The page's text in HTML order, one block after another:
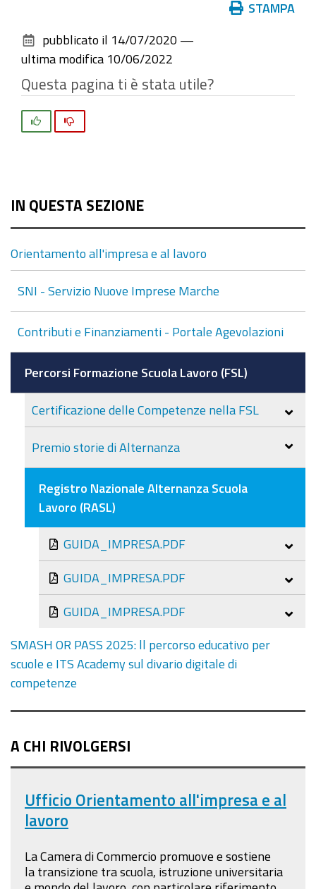
documento
STAMPA
pubblicato il 14/07/2020 —
ultima modifica 10/06/2022
Questa pagina ti è stata utile?
IN QUESTA SEZIONE
Orientamento all'impresa e al lavoro
SNI - Servizio Nuove Imprese Marche
Contributi e Finanziamenti - Portale Agevolazioni
Percorsi Formazione Scuola Lavoro (FSL)
Certificazione delle Competenze nella FSL
Premio storie di Alternanza
Registro Nazionale Alternanza Scuola
Lavoro (RASL)
GUIDA_IMPRESA.PDF
GUIDA_IMPRESA.PDF
GUIDA_IMPRESA.PDF
SMASH OR PASS 2025: ll percorso educativo per
scuole e ITS Academy sul divario digitale di
competenze
A CHI RIVOLGERSI
Ufficio Orientamento all'impresa e al
lavoro
La Camera di Commercio promuove e sostiene
la transizione tra scuola, istruzione universitaria